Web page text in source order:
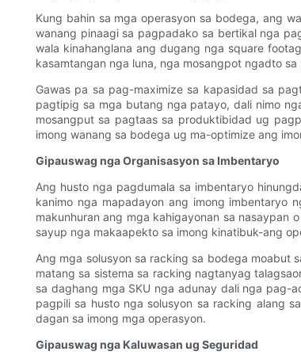
Kung bahin sa mga operasyon sa bodega, ang
wanang pinaagi sa pagpadako sa bertikal nga
wala kinahanglana ang dugang nga square
kasamtangan nga luna, nga mosangpot ngadto
Gawas pa sa pag-maximize sa kapasidad sa
pagtipig sa mga butang nga patayo, dali nimo
mosangput sa pagtaas sa produktibidad ug
imong wanang sa bodega ug ma-optimize ang
Gipauswag nga Organisasyon sa Imbentaryo
Ang husto nga pagdumala sa imbentaryo
kanimo nga mapadayon ang imong imbentaryo
makunhuran ang mga kahigayonan sa nasaypan
sayup nga makaapekto sa imong kinatibuk-ang
Ang mga solusyon sa racking sa bodega moabut
matang sa sistema sa racking nagtanyag
sa daghang mga SKU nga adunay dali nga pag-
pagpili sa husto nga solusyon sa racking alang
dagan sa imong mga operasyon.
Gipauswag nga Kaluwasan ug Seguridad